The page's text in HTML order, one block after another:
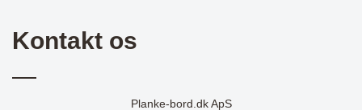
Kontakt os
Planke-bord.dk ApS